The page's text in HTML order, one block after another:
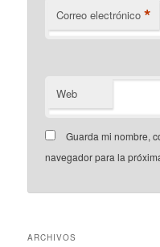
Correo electrónico *
Web
Guarda mi nombre,
navegador para la
ARCHIVOS